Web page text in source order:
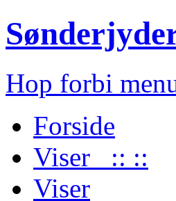
Hop forbi
Forside
Viser :: ::
Viser